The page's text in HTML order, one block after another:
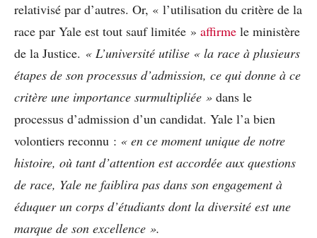
relativisé par d’autres. Or, « l’utilisation du critère de la
race par Yale est tout sauf limitée » affirme le ministère
de la Justice. « L’université utilise « la race à plusieurs
étapes de son processus d’admission, ce qui donne à ce
critère une importance surmultipliée » dans le
processus d’admission d’un candidat. Yale l’a bien
volontiers reconnu : « en ce moment unique de notre
histoire, où tant d’attention est accordée aux questions
de race, Yale ne faiblira pas dans son engagement à
éduquer un corps d’étudiants dont la diversité est une
marque de son excellence ».